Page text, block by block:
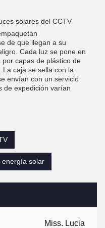
Miss. Lucia
solares del CCTV
de que llegan a su
Cada luz se pone en
capas de plástico de
caja se sella con la
envían con un servicio
de expedición varían
energía solar